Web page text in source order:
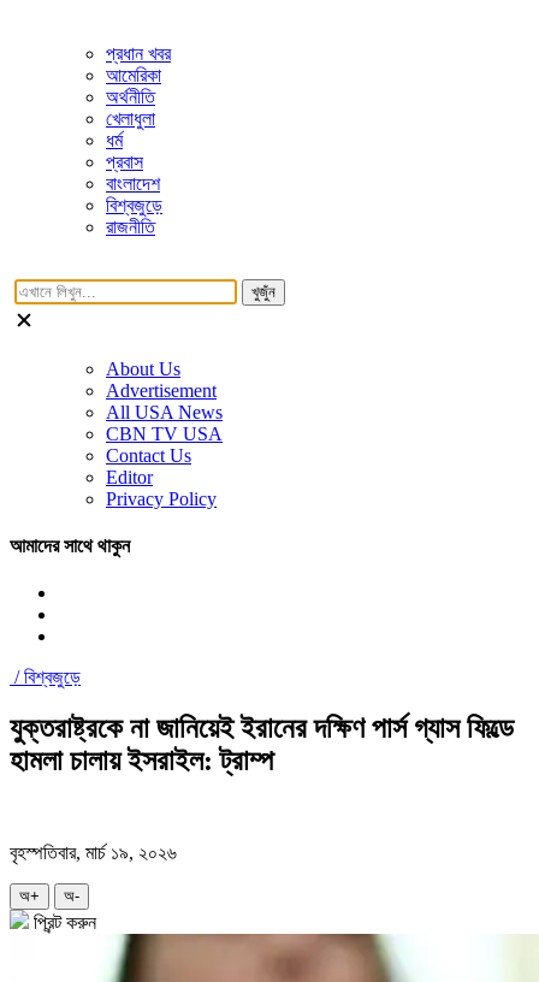
প্রধান খবর
আমেরিকা
অর্থনীতি
খেলাধুলা
ধর্ম
প্রবাস
বাংলাদেশ
বিশ্বজুড়ে
রাজনীতি
খুজুঁন
About Us
Advertisement
All USA News
CBN TV USA
Contact Us
Editor
Privacy Policy
আমাদের সাথে থাকুন
/বিশ্বজুড়ে
যুক্তরাষ্ট্রকে না জানিয়েই ইরানের দক্ষিণ পার্স গ্যাস ফিল্ডে
হামলা চালায় ইসরাইল: ট্রাম্প
বৃহস্পতিবার, মার্চ ১৯, ২০২৬
অ+ অ-
প্রিন্ট করুন